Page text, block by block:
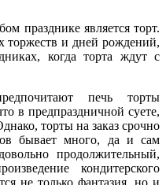
празднике является торт.
торжеств и дней рождений,
когда торта ждут с
печь торты
в предпраздничной суете,
торты на заказ срочно
бывает много, да и сам
продолжительный,
кондитерского
не только фантазия, но и